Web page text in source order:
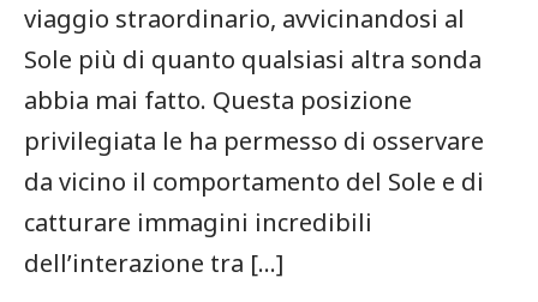
viaggio straordinario, avvicinandosi al
Sole più di quanto qualsiasi altra sonda
abbia mai fatto. Questa posizione
privilegiata le ha permesso di osservare
da vicino il comportamento del Sole e di
catturare immagini incredibili
dell’interazione tra […]